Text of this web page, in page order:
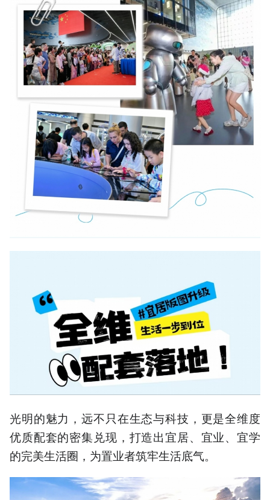
光明的魅力，远不只在生态与科技，更是全维度
优质配套的密集兑现，打造出宜居、宜业、宜学
的完美生活圈，为置业者筑牢生活底气。